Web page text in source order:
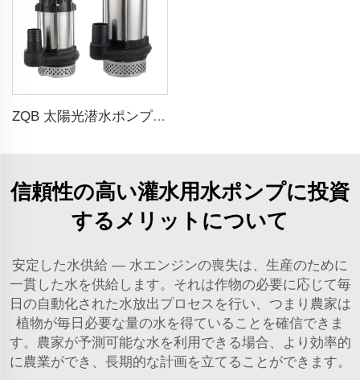
ZQB 太陽光潜水ポンプ 灌漑用水ポンプ
信頼性の高い灌水用水ポンプに投資
するメリットについて
安定した水供給 — 水エンジンの喪失は、生産のために
一貫した水を供給します。それは作物の必要に応じて毎
日の自動化された水放出プロセスを行い、つまり農家は
植物が毎日必要な量の水を得ていることを確信できま
す。農家が予測可能な水を利用できる場合、より効率的
に農業ができ、長期的な計画を立てることができます。